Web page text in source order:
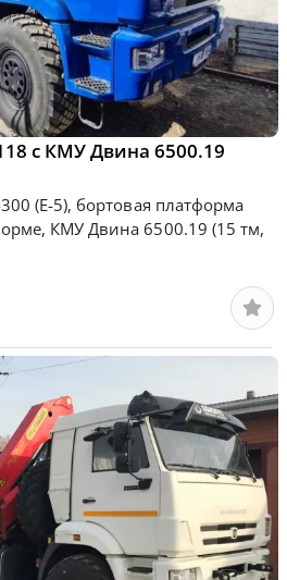
с КМУ Двина 6500.19
(Е-5), бортовая платформа
КМУ Двина 6500.19 (15 тм,